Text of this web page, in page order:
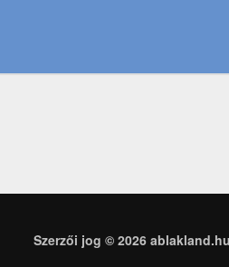
Szerzői jog © 2026